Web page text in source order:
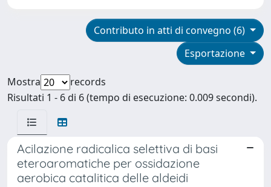
Contributo in atti di convegno (6)
Esportazione
Mostra
records
Risultati 1 - 6 di 6 (tempo di esecuzione: 0.009 secondi).
Acilazione radicalica selettiva di basi
eteroaromatiche per ossidazione
aerobica catalitica delle aldeidi